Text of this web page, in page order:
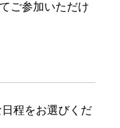
ご参加いただけ
程をお選びくだ